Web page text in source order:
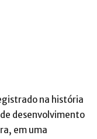
na história
desenvolvimento
em uma